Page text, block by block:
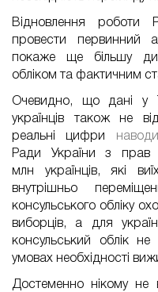
Відновлення
провести первинний
покаже ще більшу
обліком та фактичним
Очевидно, що дані у
українців також не
реальні цифри
Ради України з прав
млн
українців, які
внутрішньо
консульського обліку
виборців, а для
консульський
облік
не
умовах необхідності
Достеменно нікому не